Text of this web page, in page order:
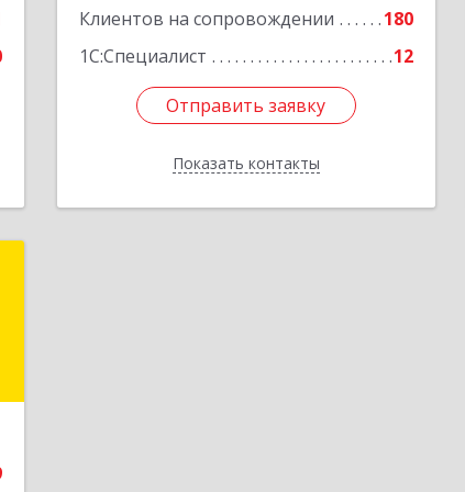
Клиентов на сопровождении
180
1С:Специалист
12
Отправить заявку
Показать контакты
Отправить заявку
Назад